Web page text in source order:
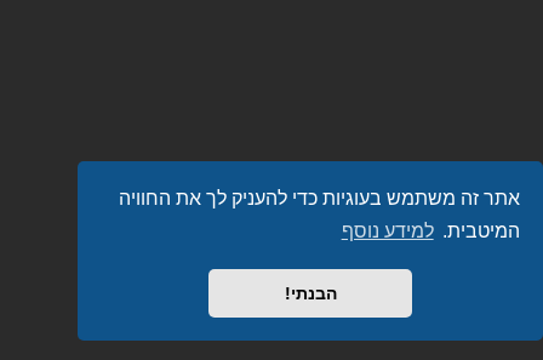
אתר זה משתמש בעוגיות כדי להעניק לך את החוויה
המיטבית. למידע נוסף
הבנתי!